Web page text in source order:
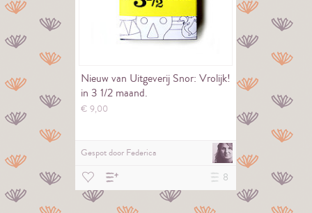
Nieuw van Uitgeverij Snor: Vrolijk!
in 3 1/2 maand.
€9,00
Gespot door Federica
8